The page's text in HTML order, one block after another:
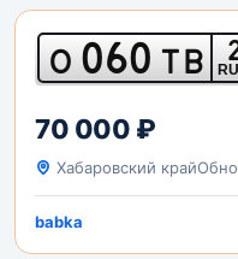
О 060 ТВ
70 000 ₽
Хабаровский край
babka